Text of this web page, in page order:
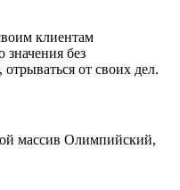
клиентам
без
от своих дел.
массив Олимпийский,